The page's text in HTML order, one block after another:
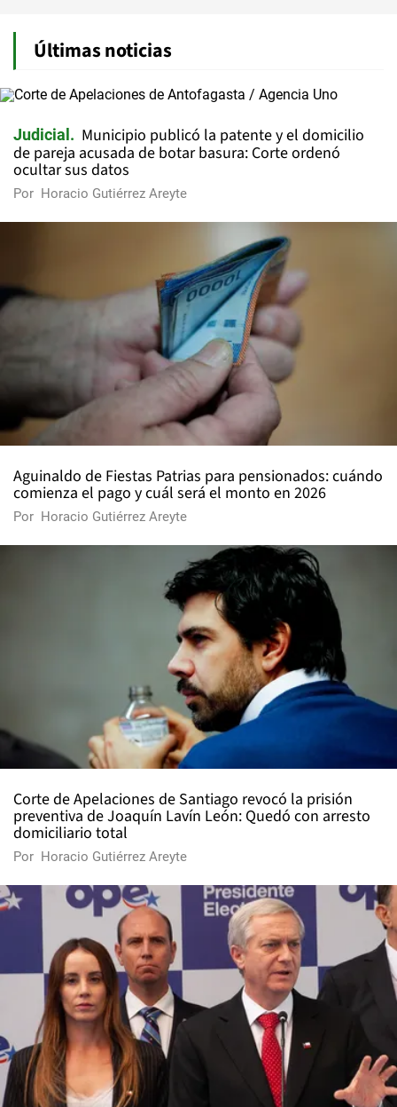
Últimas noticias
Judicial
Municipio publicó la patente y el domicilio
de pareja acusada de botar basura: Corte ordenó
ocultar sus datos
Por Horacio Gutiérrez Areyte
Aguinaldo de Fiestas Patrias para pensionados: cuándo
comienza el pago y cuál será el monto en 2026
Por Horacio Gutiérrez Areyte
Corte de Apelaciones de Santiago revocó la prisión
preventiva de Joaquín Lavín León: Quedó con arresto
domiciliario total
Por Horacio Gutiérrez Areyte